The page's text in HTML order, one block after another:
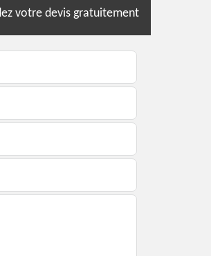
votre devis gratuitement